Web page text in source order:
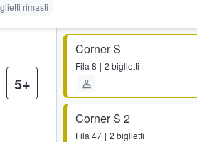
rimasti
Corner S
Fila 8 2 biglietti
Corner S 2
Fila 47 2 biglietti
5+